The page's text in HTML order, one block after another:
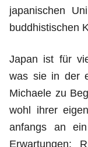
japanischen
buddhistischen
Japan ist für
was sie in der
Michaele zu
wohl ihrer
anfangs an
Erwartungen: